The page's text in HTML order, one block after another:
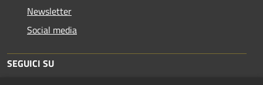
Newsletter
Social media
SEGUICI SU